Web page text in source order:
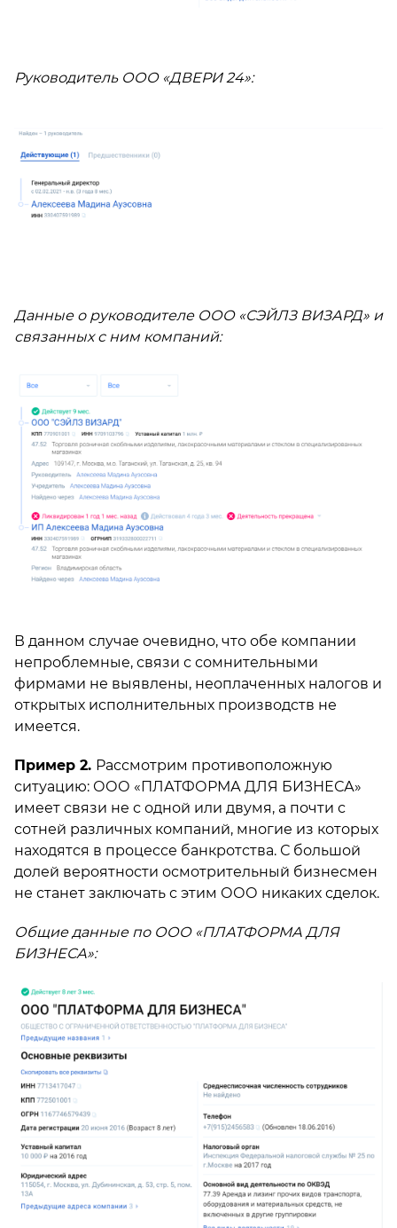
Руководитель ООО «ДВЕРИ 24»:
Данные о руководителе ООО «СЭЙЛЗ ВИЗАРД» и
связанных с ним компаний:
В данном случае очевидно, что обе компании
непроблемные, связи с сомнительными
фирмами не выявлены, неоплаченных налогов и
открытых исполнительных производств не
имеется.
Пример 2. Рассмотрим противоположную
ситуацию: ООО «ПЛАТФОРМА ДЛЯ БИЗНЕСА»
имеет связи не с одной или двумя, а почти с
сотней различных компаний, многие из которых
находятся в процессе банкротства. С большой
долей вероятности осмотрительный бизнесмен
не станет заключать с этим ООО никаких сделок.
Общие данные по ООО «ПЛАТФОРМА ДЛЯ
БИЗНЕСА»: